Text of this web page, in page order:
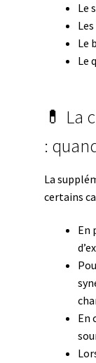
Le
Le
Le
💊 La
:
La
certains
En
En